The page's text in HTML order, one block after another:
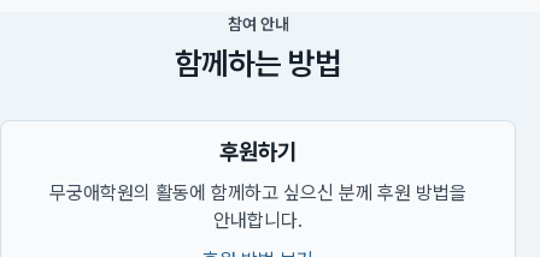
참여 안내
함께하는 방법
후원하기
무궁애학원의 활동에 함께하고 싶으신 분께 후원 방법을
안내합니다.